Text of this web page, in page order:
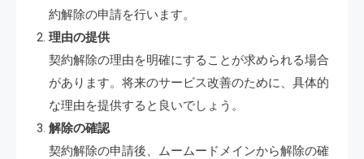
約解除の申請を行います。
理由の提供
契約解除の理由を明確にすることが求められる場合
があります。将来のサービス改善のために、具体的
な理由を提供すると良いでしょう。
解除の確認
契約解除の申請後、ムームードメインから解除の確